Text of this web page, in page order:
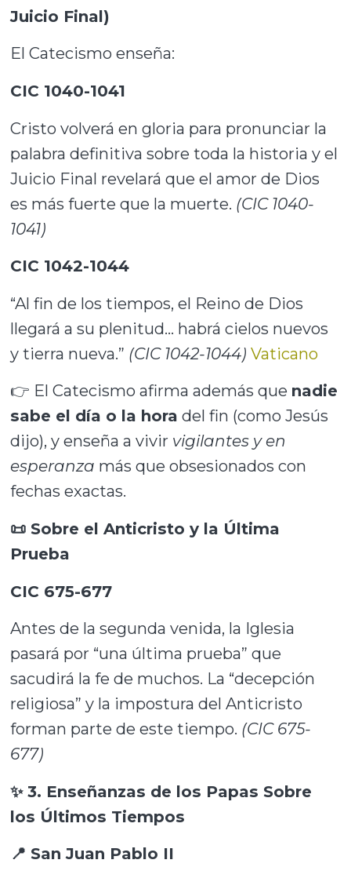
Juicio Final)
El Catecismo enseña:
CIC 1040-1041
Cristo volverá en gloria para pronunciar la
palabra definitiva sobre toda la historia y el
Juicio Final revelará que el amor de Dios
es más fuerte que la muerte. (CIC 1040-
1041)
CIC 1042-1044
“Al fin de los tiempos, el Reino de Dios
llegará a su plenitud… habrá cielos nuevos
y tierra nueva.” (CIC 1042-1044) Vaticano
👉 El Catecismo afirma además que nadie
sabe el día o la hora del fin (como Jesús
dijo), y enseña a vivir vigilantes y en
esperanza más que obsesionados con
fechas exactas.
📜 Sobre el Anticristo y la Última
Prueba
CIC 675-677
Antes de la segunda venida, la Iglesia
pasará por “una última prueba” que
sacudirá la fe de muchos. La “decepción
religiosa” y la impostura del Anticristo
forman parte de este tiempo. (CIC 675-
677)
✨ 3. Enseñanzas de los Papas Sobre
los Últimos Tiempos
📍 San Juan Pablo II